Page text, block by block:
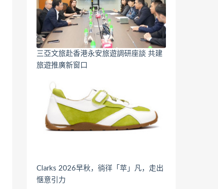
三亞文旅赴香港永安旅遊調研座談 共建
旅遊推廣新窗口
Clarks 2026早秋，徜徉「苹」凡，走出
惬意引力